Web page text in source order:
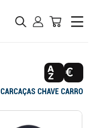
CARCAÇAS CHAVE CARRO